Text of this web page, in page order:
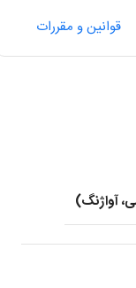
قوانین و مقررات